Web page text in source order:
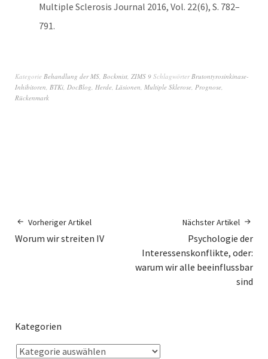
Multiple Sclerosis Journal 2016, Vol. 22(6), S. 782–
791.
Kategorie Behandlung der MS, Bockmist, ZIMS 9 SchlagwörterBrutontyrosinkinase-
Inhibitoren, BTKi, DocBlog, Herde, Läsionen, Multiple Sklerose, Prognose,
Rückenmark
Vorheriger Artikel
Worum wir streiten IV
Nächster Artikel
Psychologie der
Interessenskonflikte, oder:
warum wir alle beeinflussbar
sind
Kategorien